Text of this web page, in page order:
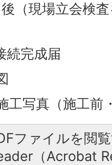
現場立会検査
成届
真（施工前・
ファイルを閲
（Acrobat